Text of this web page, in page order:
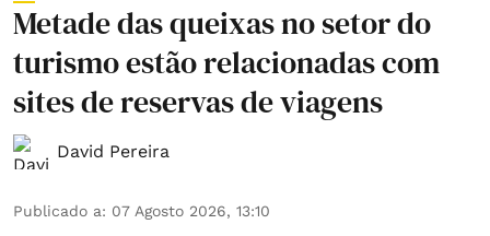
Metade das queixas no setor do
turismo estão relacionadas com
sites de reservas de viagens
David Pereira
Publicado a: 07 Agosto 2026, 13:10